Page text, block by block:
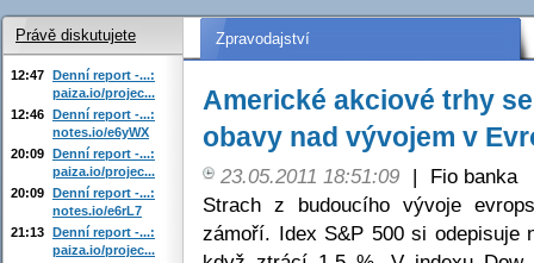
Zpravodajství
Americké akciové trhy
obavy nad vývojem v
23.05.2011 18:51:09 |
Fio banka
Strach z budoucího vývoje
zámoří. Idex S&P 500 si
Právě diskutujete
12:47 Denní report -...:
paiza.io/projec...
12:46 Denní report -...:
notes.io/e6yWX
20:09 Denní report -...:
paiza.io/projec...
20:09 Denní report -...:
notes.io/e6rL7
21:13 Denní report -...:
paiza.io/projec...